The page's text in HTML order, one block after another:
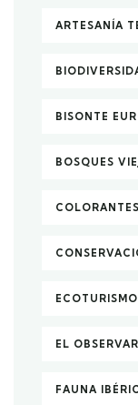
ARTESANÍA
BISONTE
BOSQUES
EL
FAUNA